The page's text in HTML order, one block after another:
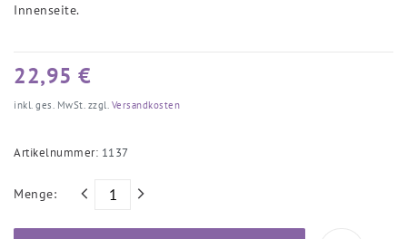
Innenseite.
22,95 €
inkl. ges. MwSt. zzgl. Versandkosten
Artikelnummer: 1137
Menge: